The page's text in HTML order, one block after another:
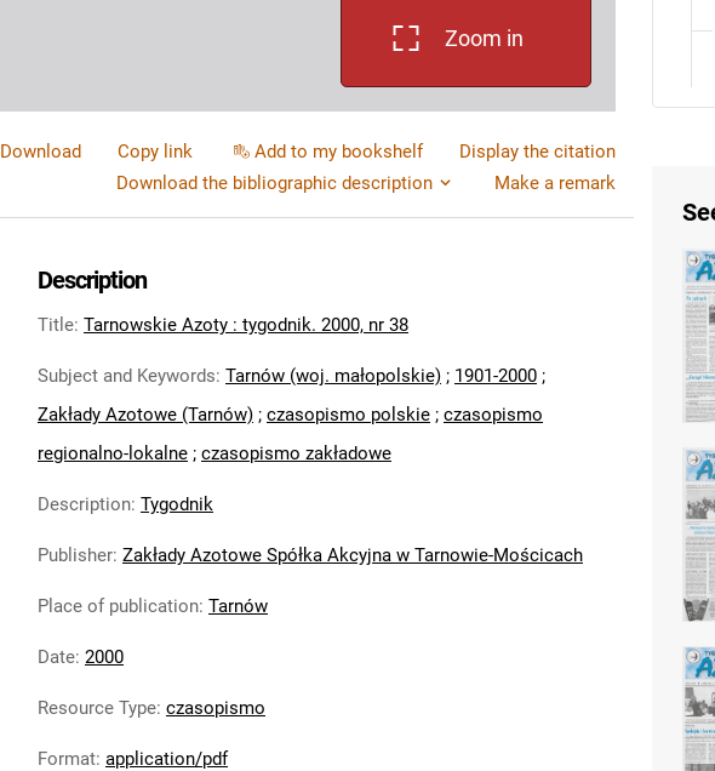
Zoom in
Download Copy link Add to my bookshelf
Display the citation
Download the bibliographic description
Make a remark
Description
Title: Tarnowskie Azoty : tygodnik. 2000, nr 38
Subject and Keywords: Tarnów (woj. małopolskie) ; 1901-2000 ;
Zakłady Azotowe (Tarnów) ; czasopismo polskie ; czasopismo
regionalno-lokalne ; czasopismo zakładowe
Description: Tygodnik
Publisher: Zakłady Azotowe Spółka Akcyjna w Tarnowie-Mościcach
Place of publication: Tarnów
Date: 2000
Resource Type: czasopismo
Format: application/pdf